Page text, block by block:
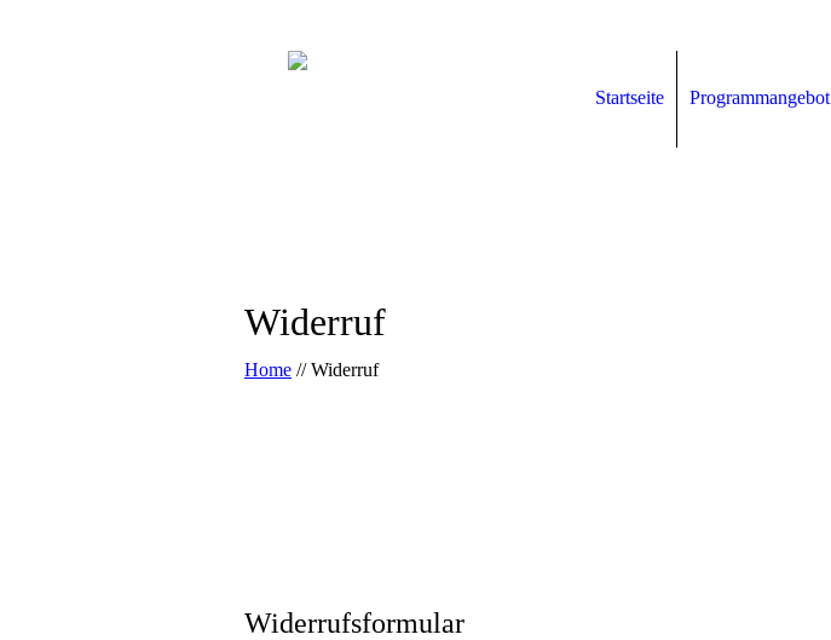
Startseite Programmangebot
Widerruf
Home //Widerruf
Widerrufsformular